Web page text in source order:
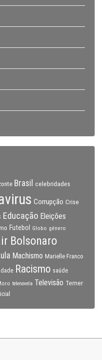
Brasil celebridades
Corrupção Crise
Educação Eleições
Futebol Globo gênero
Bolsonaro
Machismo Marielle Franco
Racismo saúde
telenovela Televisão Temer